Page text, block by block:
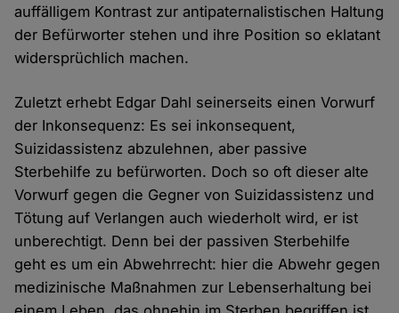
auffälligem Kontrast zur antipaternalistischen Haltung
der Befürworter stehen und ihre Position so eklatant
widersprüchlich machen.
Zuletzt erhebt Edgar Dahl seinerseits einen Vorwurf
der Inkonsequenz: Es sei inkonsequent,
Suizidassistenz abzulehnen, aber passive
Sterbehilfe zu befürworten. Doch so oft dieser alte
Vorwurf gegen die Gegner von Suizidassistenz und
Tötung auf Verlangen auch wiederholt wird, er ist
unberechtigt. Denn bei der passiven Sterbehilfe
geht es um ein Abwehrrecht: hier die Abwehr gegen
medizinische Maßnahmen zur Lebenserhaltung bei